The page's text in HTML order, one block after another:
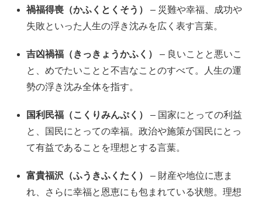
禍福得喪（かふくとくそう）
– 災難や幸福、成功や
失敗といった人生の浮き沈みを広く表す言葉。
吉凶禍福（きっきょうかふく）
– 良いことと悪いこ
と、めでたいことと不吉なことのすべて。人生の運
勢の浮き沈み全体を指す。
国利民福（こくりみんぷく）
– 国家にとっての利益
と、国民にとっての幸福。政治や施策が国民にとっ
て有益であることを理想とする言葉。
富貴福沢（ふうきふくたく）
– 財産や地位に恵ま
れ、さらに幸福と恩恵にも包まれている状態。理想